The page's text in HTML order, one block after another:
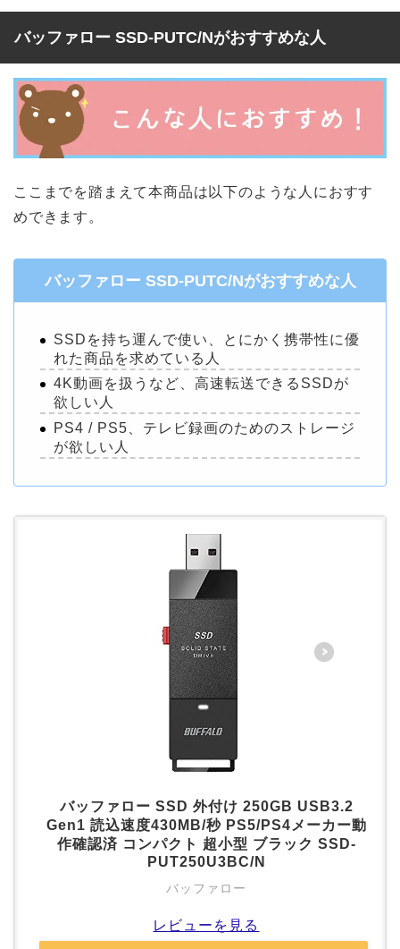
バッファロー SSD-PUTC/Nがおすすめな人
ここまでを踏まえて本商品は以下のような人におすす
めできます。
バッファロー SSD-PUTC/Nがおすすめな人
SSDを持ち運んで使い、とにかく携帯性に優
れた商品を求めている人
4K動画を扱うなど、高速転送できるSSDが
欲しい人
PS4 / PS5、テレビ録画のためのストレージ
が欲しい人
バッファロー SSD 外付け 250GB USB3.2
Gen1 読込速度430MB/秒 PS5/PS4メーカー動
作確認済 コンパクト 超小型 ブラック SSD-
PUT250U3BC/N
バッファロー
レビューを見る